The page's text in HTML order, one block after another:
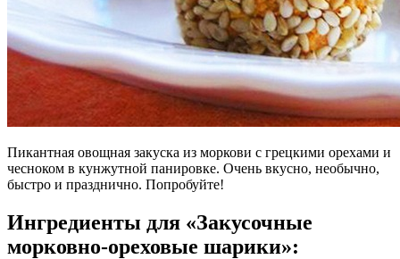
Пикантная овощная закуска из моркови с грецкими орехами и
чесноком в кунжутной панировке. Очень вкусно, необычно,
быстро и празднично. Попробуйте!
Ингредиенты для «Закусочные
морковно-ореховые шарики»: